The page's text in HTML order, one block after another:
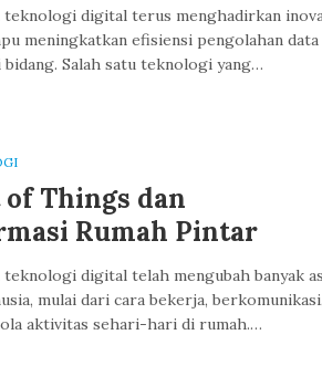
teknologi digital terus menghadirkan
meningkatkan efisiensi pengolahan data
bidang. Salah satu teknologi yang…
Things dan
Rumah Pintar
teknologi digital telah mengubah banyak
mulai dari cara bekerja, berkomunikasi,
aktivitas sehari-hari di rumah.…